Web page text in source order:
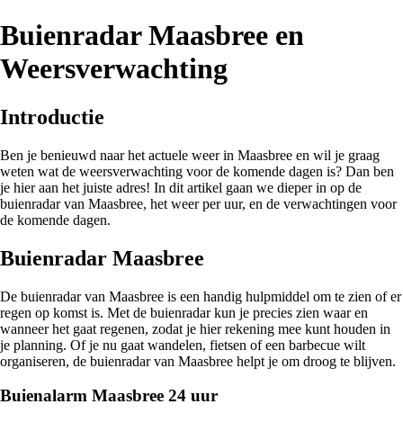
Buienradar Maasbree en
Weersverwachting
Introductie
Ben je benieuwd naar het actuele weer in Maasbree en wil je graag
weten wat de weersverwachting voor de komende dagen is? Dan ben
je hier aan het juiste adres! In dit artikel gaan we dieper in op de
buienradar van Maasbree, het weer per uur, en de verwachtingen voor
de komende dagen.
Buienradar Maasbree
De buienradar van Maasbree is een handig hulpmiddel om te zien of er
regen op komst is. Met de buienradar kun je precies zien waar en
wanneer het gaat regenen, zodat je hier rekening mee kunt houden in
je planning. Of je nu gaat wandelen, fietsen of een barbecue wilt
organiseren, de buienradar van Maasbree helpt je om droog te blijven.
Buienalarm Maasbree 24 uur